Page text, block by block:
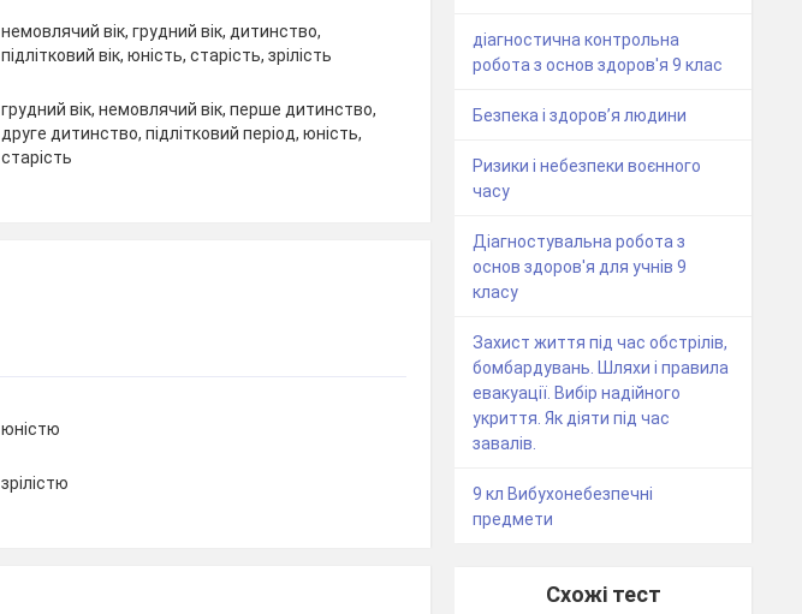
немовлячий вік, грудний вік, дитинство,
підлітковий вік, юність, старість, зрілість
грудний вік, немовлячий вік, перше дитинство,
друге дитинство, підлітковий період, юність,
старість
юністю
зрілістю
діагностична контрольна
робота з основ здоров'я 9 клас
Безпека і здоров’я людини
Ризики і небезпеки воєнного
часу
Діагностувальна робота з
основ здоров'я для учнів 9
класу
Захист життя під час обстрілів,
бомбардувань. Шляхи і правила
евакуації. Вибір надійного
укриття. Як діяти під час
завалів.
9 кл Вибухонебезпечні
предмети
Схожі тест